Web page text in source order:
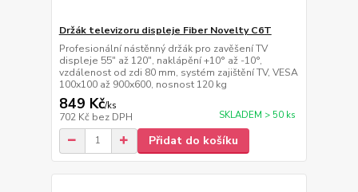
Držák televizoru displeje Fiber Novelty C6T
Profesionální nástěnný držák pro zavěšení TV
displeje 55" až 120", naklápění +10° až -10°,
vzdálenost od zdi 80 mm, systém zajištění TV, VESA
100x100 až 900x600, nosnost 120 kg
849 Kč/ks
702 Kč bez DPH SKLADEM > 50 ks
Přidat do košíku